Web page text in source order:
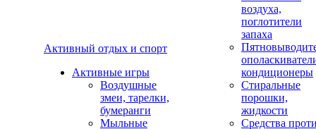
Активный отдых и спорт
Активные игры
Воздушные
змеи, тарелки,
бумеранги
Мыльные
воздуха,
поглотители
запаха
кондиционеры
Стиральные
порошки,
жидкости
Средства